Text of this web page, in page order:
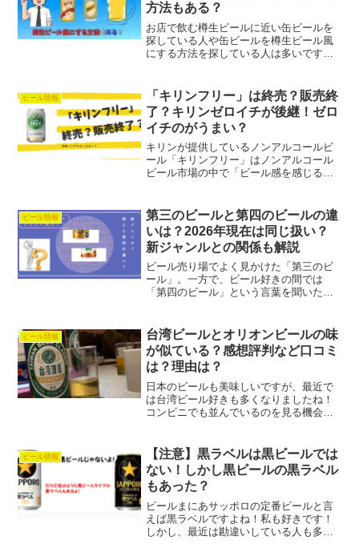
方法もある？
お店で飲む樽生ビールに近い缶ビールを
探している人や缶ビールを樽生ビール風
にする方法を探している人は多いです。
す。缶ビールとは違う味わいが楽しめる
ので好きって人も多いのでは...
ビール情報
「キリンフリー」は終売？販売終
了？キリンゼロイチが後継！ゼロ
イチのがうまい？
キリンが提供しているノンアルコールビ
ール「キリンフリー」はノンアルコール
ビール市場の中で「ビール感を感じるノ
ルまにあしかし残念ながら終売しまし
た・・。キリン フリー ノ...
ビール情報
第三のビールと第四のビールの違
いは？2026年現在は同じ扱い？
新ジャンルとの関係も解説
ビール売り場でよく見かけた「第三のビ
ール」。一方で、ビール好きの間では
「第四のビール」という言葉を聞いたこ
が大きく変わっています。この記事では
第三のビールと第四のビ...
ビール情報
台湾ビールとオリオンビールの味
が似ている？感想評判など口コミ
は？理由は？
日本のビールも美味しいですが、最近で
は台湾ビール好きも多くなりましたね！
コンビニでも並んでいるのを見る機会が
本のオリオンビール好きな人は台湾ビー
ル好きが多いんです！ビー...
ビール情報
【注意】黒ラベルは黒ビールでは
ない！しかし黒ビールの黒ラベル
もあった？
ビールまにあサッポロの定番ビールと言
えば黒ラベルですよね！私も好きです！
しかし、最近は勘違いしている人も多い